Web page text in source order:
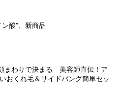
酸”、新商品
まわりで決まる 美容師直伝！ア
おくれ毛＆サイドバング簡単セッ